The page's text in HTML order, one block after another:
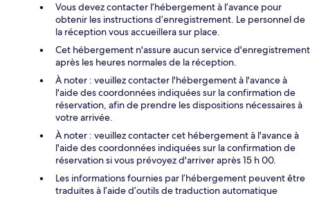
Vous devez contacter l’hébergement à l’avance pour
obtenir les instructions d’enregistrement. Le personnel de
la réception vous accueillera sur place.
Cet hébergement n'assure aucun service d'enregistrement
après les heures normales de la réception.
À noter : veuillez contacter l'hébergement à l'avance à
l'aide des coordonnées indiquées sur la confirmation de
réservation, afin de prendre les dispositions nécessaires à
votre arrivée.
À noter : veuillez contacter cet hébergement à l'avance à
l'aide des coordonnées indiquées sur la confirmation de
réservation si vous prévoyez d'arriver après 15 h 00.
Les informations fournies par l’hébergement peuvent être
traduites à l’aide d’outils de traduction automatique